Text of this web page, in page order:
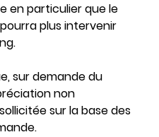
en particulier que le
plus intervenir
sur demande du
non
sur la base des